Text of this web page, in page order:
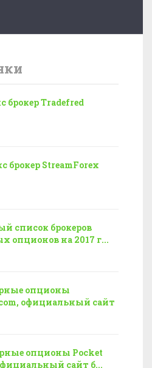
брокер Tradefred
брокер StreamForex
список брокеров
опционов на 2017 г...
опционы
официальный сайт
опционы Pocket
сайт б...